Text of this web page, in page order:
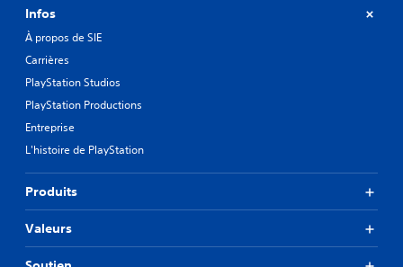
Infos
À propos de SIE
Carrières
PlayStation Studios
PlayStation Productions
Entreprise
L'histoire de PlayStation
Produits
Valeurs